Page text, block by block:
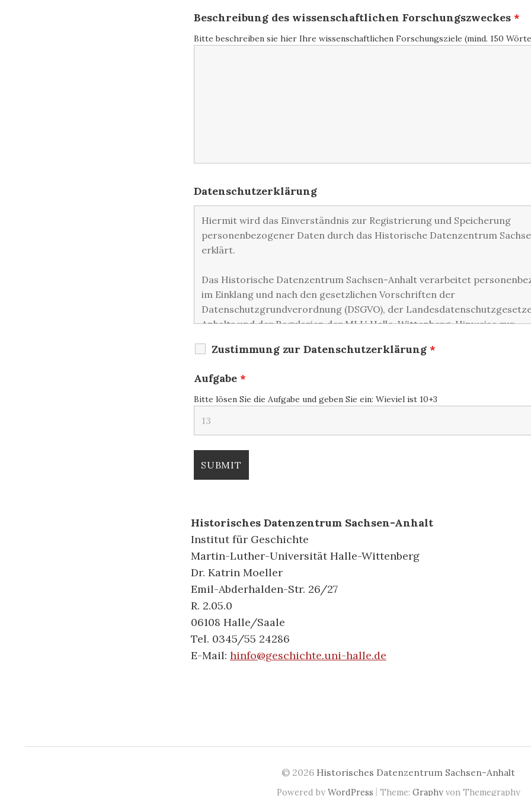
Beschreibung des wissenschaftlichen Forschungszweckes *
Bitte beschreiben sie hier Ihre wissenschaftlichen Forschungsziele (mind. 150
Datenschutzerklärung
Zustimmung zur Datenschutzerklärung *
Aufgabe *
Bitte lösen Sie die Aufgabe und geben Sie ein: Wieviel ist 10+3
Historisches Datenzentrum Sachsen-Anhalt
Institut für Geschichte
Martin-Luther-Universität Halle-Wittenberg
Dr. Katrin Moeller
Emil-Abderhalden-Str. 26/27
R. 2.05.0
06108 Halle/Saale
Tel. 0345/55 24286
E-Mail: hinfo@geschichte.uni-halle.de
© 2026 Historisches Datenzentrum Sachsen-Anhalt
Powered by WordPress | Theme: Graphyvon Themegraphy